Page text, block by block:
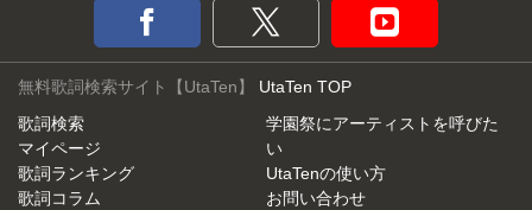
無料歌詞検索サイト【UtaTen】 UtaTen TOP
歌詞検索
マイページ
歌詞ランキング
歌詞コラム
学園祭にアーティストを呼びた
い
UtaTenの使い方
お問い合わせ